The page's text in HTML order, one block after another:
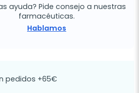
ayuda? Pide consejo a nuestras
farmacéuticas.
Hablamos
pedidos +65€